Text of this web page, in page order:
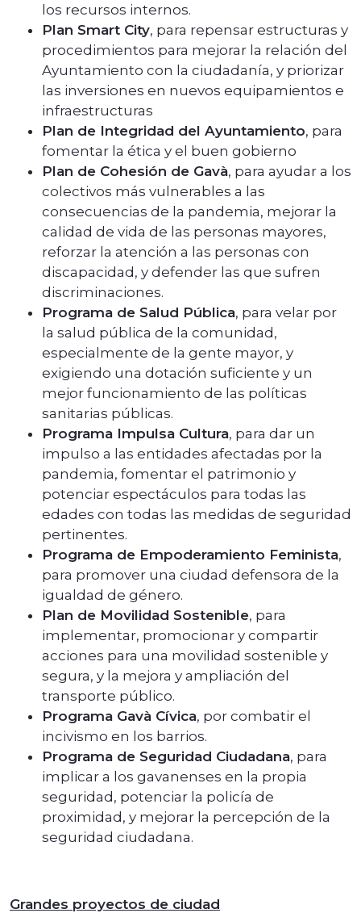
los recursos internos.
Plan Smart City, para repensar estructuras y
procedimientos para mejorar la relación del
Ayuntamiento con la ciudadanía, y priorizar
las inversiones en nuevos equipamientos e
infraestructuras
Plan de Integridad del Ayuntamiento, para
fomentar la ética y el buen gobierno
Plan de Cohesión de Gavà, para ayudar a los
colectivos más vulnerables a las
consecuencias de la pandemia, mejorar la
calidad de vida de las personas mayores,
reforzar la atención a las personas con
discapacidad, y defender las que sufren
discriminaciones.
Programa de Salud Pública, para velar por
la salud pública de la comunidad,
especialmente de la gente mayor, y
exigiendo una dotación suficiente y un
mejor funcionamiento de las políticas
sanitarias públicas.
Programa Impulsa Cultura, para dar un
impulso a las entidades afectadas por la
pandemia, fomentar el patrimonio y
potenciar espectáculos para todas las
edades con todas las medidas de seguridad
pertinentes.
Programa de Empoderamiento Feminista,
para promover una ciudad defensora de la
igualdad de género.
Plan de Movilidad Sostenible, para
implementar, promocionar y compartir
acciones para una movilidad sostenible y
segura, y la mejora y ampliación del
transporte público.
Programa Gavà Cívica, por combatir el
incivismo en los barrios.
Programa de Seguridad Ciudadana, para
implicar a los gavanenses en la propia
seguridad, potenciar la policía de
proximidad, y mejorar la percepción de la
seguridad ciudadana.
Grandes proyectos de ciudad